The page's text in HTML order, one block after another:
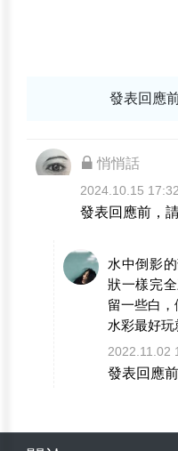
發表回應
悄悄話
2024.10.15 17:32
發表回應前，
水中倒影
狀一樣完
留一些白，
水彩最好玩
2022.11.02
發表回應